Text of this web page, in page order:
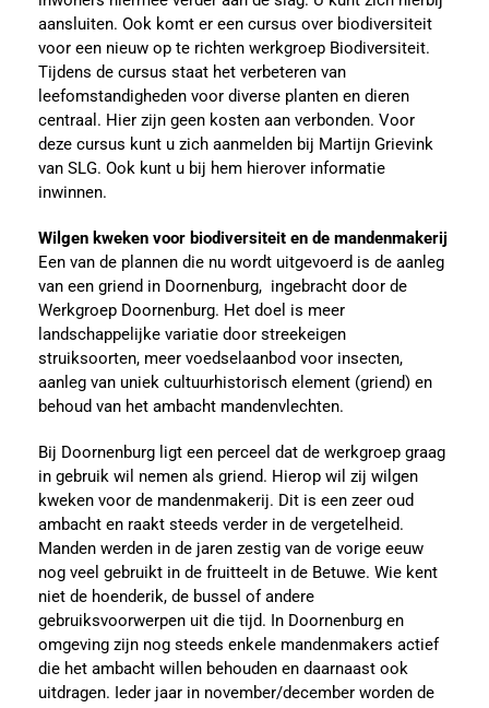
aansluiten. Ook komt er een cursus over biodiversiteit
voor een nieuw op te richten werkgroep Biodiversiteit.
Tijdens de cursus staat het verbeteren van
leefomstandigheden voor diverse planten en dieren
centraal. Hier zijn geen kosten aan verbonden. Voor
deze cursus kunt u zich aanmelden bij Martijn Grievink
van SLG. Ook kunt u bij hem hierover informatie
inwinnen.
Wilgen kweken voor biodiversiteit en de mandenmakerij
Een van de plannen die nu wordt uitgevoerd is de aanleg
van een griend in Doornenburg, ingebracht door de
Werkgroep Doornenburg. Het doel is meer
landschappelijke variatie door streekeigen
struiksoorten, meer voedselaanbod voor insecten,
aanleg van uniek cultuurhistorisch element (griend) en
behoud van het ambacht mandenvlechten.
Bij Doornenburg ligt een perceel dat de werkgroep graag
in gebruik wil nemen als griend. Hierop wil zij wilgen
kweken voor de mandenmakerij. Dit is een zeer oud
ambacht en raakt steeds verder in de vergetelheid.
Manden werden in de jaren zestig van de vorige eeuw
nog veel gebruikt in de fruitteelt in de Betuwe. Wie kent
niet de hoenderik, de bussel of andere
gebruiksvoorwerpen uit die tijd. In Doornenburg en
omgeving zijn nog steeds enkele mandenmakers actief
die het ambacht willen behouden en daarnaast ook
uitdragen. Ieder jaar in november/december worden de